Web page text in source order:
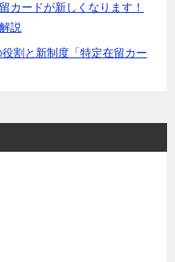
カードが新しくなります！
説
割と新制度「特定在留カー